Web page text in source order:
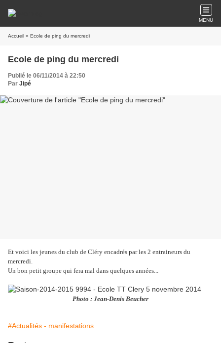
MENU
Accueil » Ecole de ping du mercredi
Ecole de ping du mercredi
Publié le 06/11/2014 à 22:50
Par Jipé
Et voici les jeunes du club de Cléry encadrés par les 2 entraineurs du
mercredi.
Un bon petit groupe qui fera mal dans quelques années...
Photo : Jean-Denis Beucher
#Actualités - manifestations